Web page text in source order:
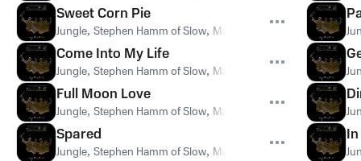
Sweet Corn Pie
Jungle, Stephen Hamm of Slow, Mark Kleiner
Come Into My Life
Jungle, Stephen Hamm of Slow, Mark Kleiner
Full Moon Love
Jungle, Stephen Hamm of Slow, Mark Kleiner
Spared
Jungle, Stephen Hamm of Slow, Mark Kleiner